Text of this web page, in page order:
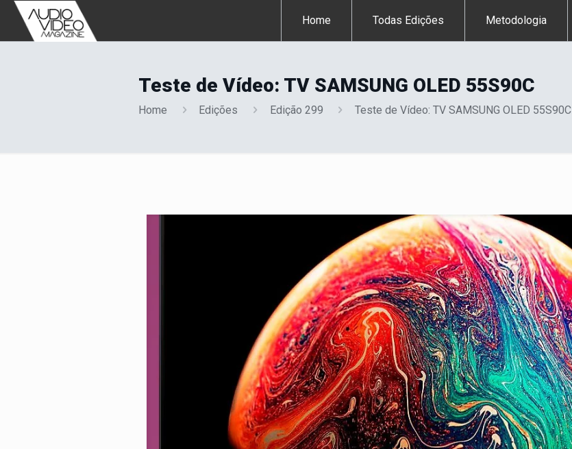
Home Todas Edições Metodologia
Teste de Vídeo: TV SAMSUNG OLED 55S90C
Home Edições Edição 299 Teste de Vídeo: TV SAMSUNG OLED 55S90C